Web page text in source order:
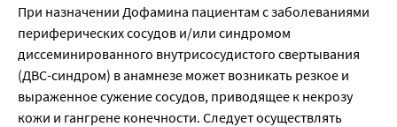
При назначении Дофамина пациентам с заболеваниями
периферических сосудов и/или синдромом
диссеминированного внутрисосудистого свертывания
(ДВС-синдром) в анамнезе может возникать резкое и
выраженное сужение сосудов, приводящее к некрозу
кожи и гангрене конечности. Следует осуществлять